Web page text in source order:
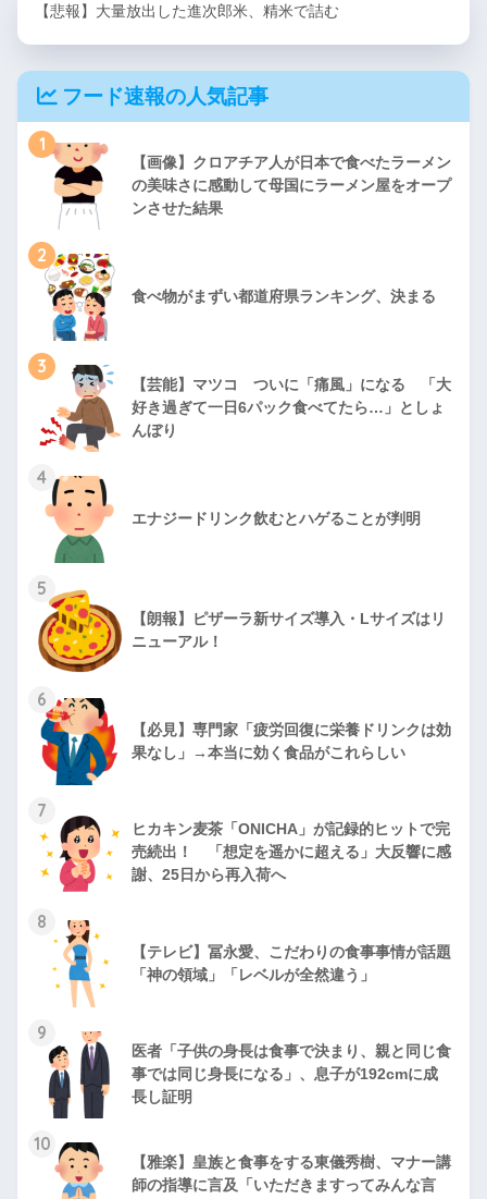
【悲報】大量放出した進次郎米、精米で詰む
フード速報の人気記事
1
【画像】クロアチア人が日本で食べたラーメン
の美味さに感動して母国にラーメン屋をオープ
ンさせた結果
2
食べ物がまずい都道府県ランキング、決まる
3
【芸能】マツコ ついに「痛風」になる 「大
好き過ぎて一日6パック食べてたら…」としょ
んぼり
4
エナジードリンク飲むとハゲることが判明
5
【朗報】ピザーラ新サイズ導入・Lサイズはリ
ニューアル！
6
【必見】専門家「疲労回復に栄養ドリンクは効
果なし」→本当に効く食品がこれらしい
7
ヒカキン麦茶「ONICHA」が記録的ヒットで完
売続出！ 「想定を遥かに超える」大反響に感
謝、25日から再入荷へ
8
【テレビ】冨永愛、こだわりの食事事情が話題
「神の領域」「レベルが全然違う」
9
医者「子供の身長は食事で決まり、親と同じ食
事では同じ身長になる」、息子が192cmに成
長し証明
10
【雅楽】皇族と食事をする東儀秀樹、マナー講
師の指導に言及「いただきますってみんな言